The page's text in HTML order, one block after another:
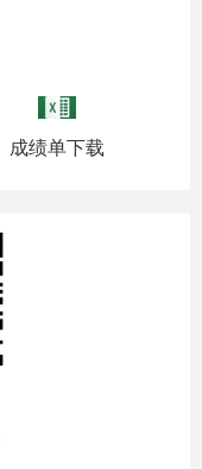
成绩单下载